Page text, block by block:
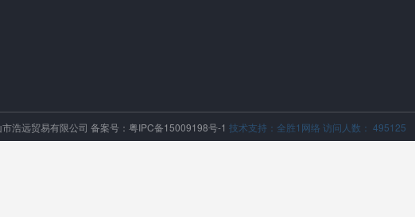
浩远贸易有限公司 备案号：粤IPC备15009198号-1 技术支持：全胜1网络 访问人数： 495125